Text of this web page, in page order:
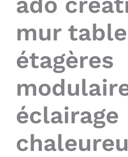
mur
étagères
éclairage